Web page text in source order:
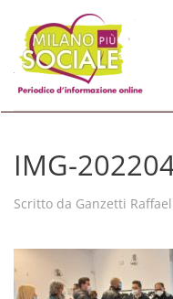
Skip to main
IMG-
Scritto da Ganzetti